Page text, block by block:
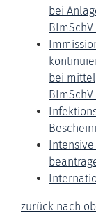
bei
bei
zurück nach